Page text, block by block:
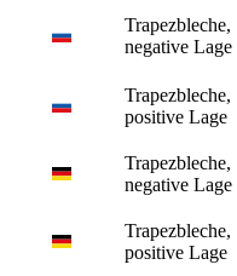
Trapezbleche,
negative Lage
Trapezbleche,
positive Lage
Trapezbleche,
negative Lage
Trapezbleche,
positive Lage